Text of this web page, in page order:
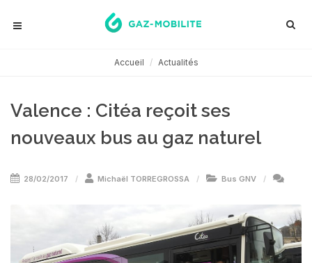
Accueil Actualités
Valence : Citéa reçoit ses
nouveaux bus au gaz naturel
28/02/2017 Michaël TORREGROSSA Bus GNV